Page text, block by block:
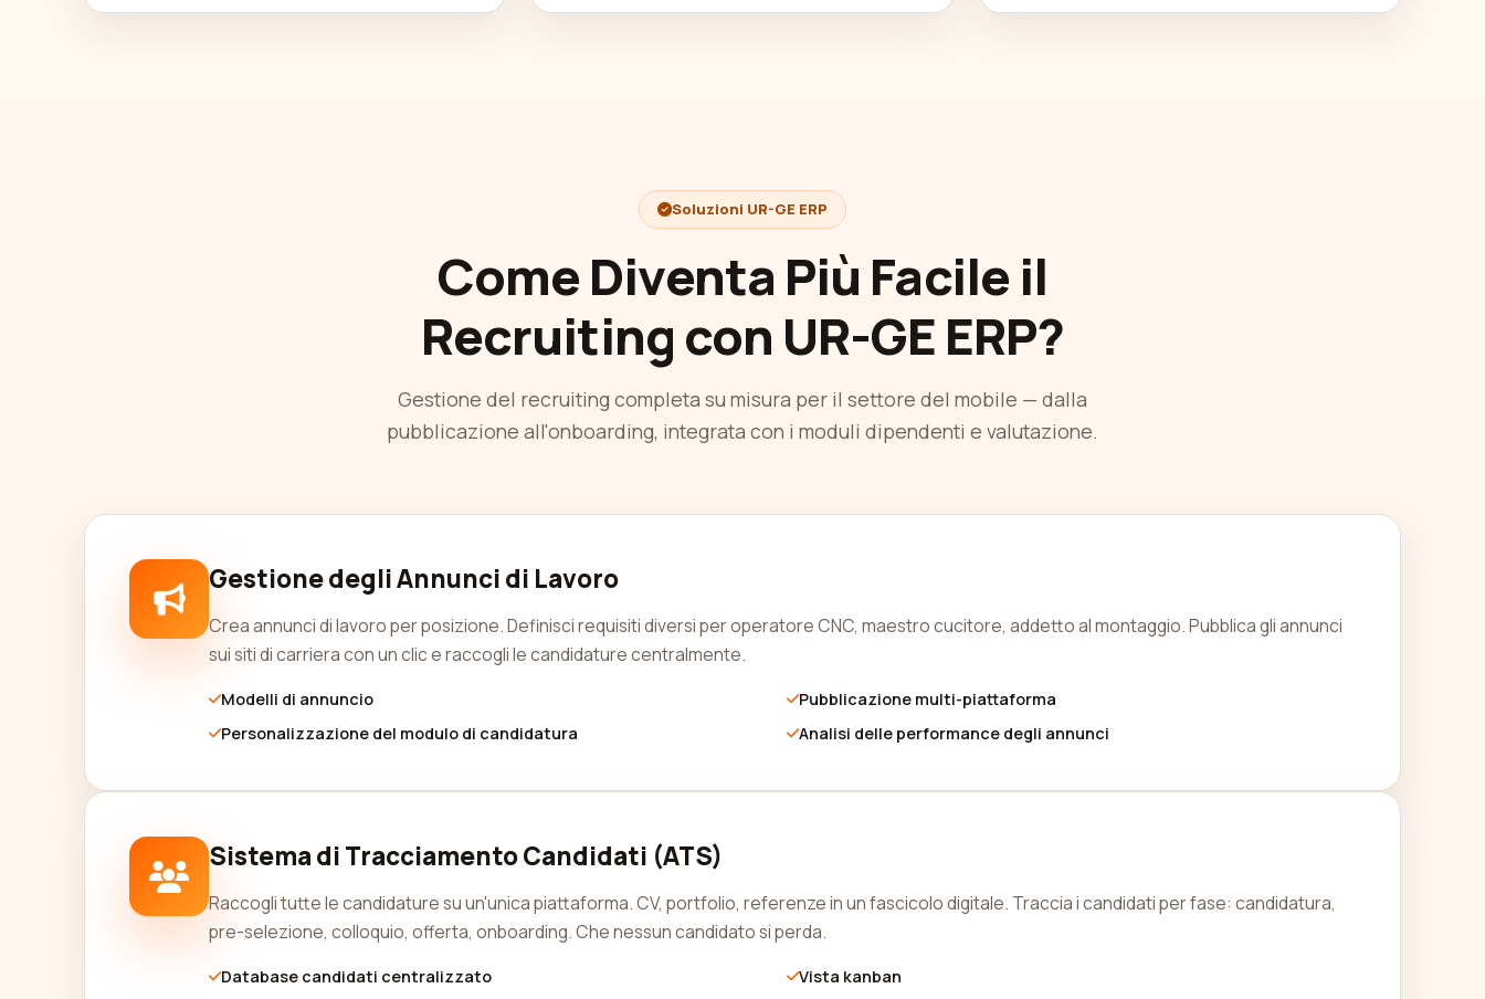
Soluzioni UR-GE ERP
Come Diventa Più Facile il
Recruiting con UR-GE ERP?
Gestione del recruiting completa su misura per il settore del mobile — dalla
pubblicazione all'onboarding, integrata con i moduli dipendenti e valutazione.
Gestione degli Annunci di Lavoro
Crea annunci di lavoro per posizione. Definisci requisiti diversi per operatore CNC, maestro cucitore, addetto al montaggio. Pubblica gli annunci
sui siti di carriera con un clic e raccogli le candidature centralmente.
Modelli di annuncio
Pubblicazione multi-piattaforma
Personalizzazione del modulo di candidatura
Analisi delle performance degli annunci
Sistema di Tracciamento Candidati (ATS)
Raccogli tutte le candidature su un'unica piattaforma. CV, portfolio, referenze in un fascicolo digitale. Traccia i candidati per fase: candidatura,
pre-selezione, colloquio, offerta, onboarding. Che nessun candidato si perda.
Database candidati centralizzato
Vista kanban